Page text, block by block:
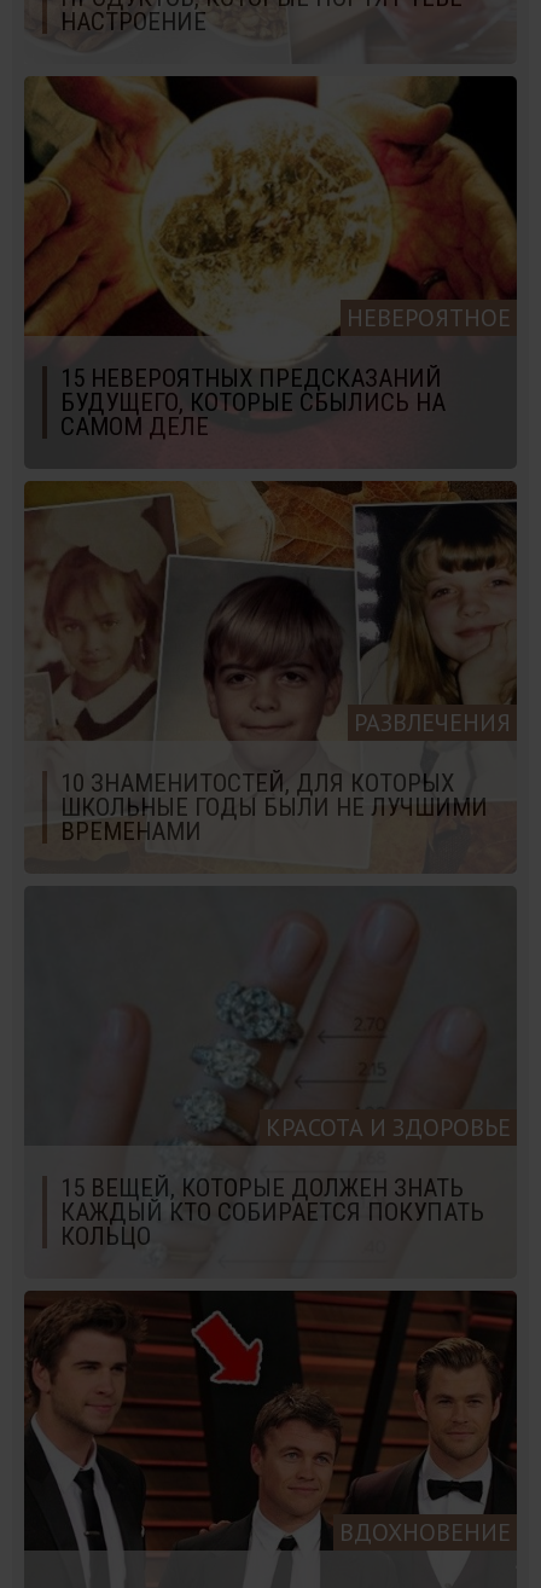
НАСТРОЕНИЕ
НЕВЕРОЯТНОЕ
15 НЕВЕРОЯТНЫХ ПРЕДСКАЗАНИЙ
БУДУЩЕГО, КОТОРЫЕ СБЫЛИСЬ НА
САМОМ ДЕЛЕ
РАЗВЛЕЧЕНИЯ
10 ЗНАМЕНИТОСТЕЙ, ДЛЯ КОТОРЫХ
ШКОЛЬНЫЕ ГОДЫ БЫЛИ НЕ ЛУЧШИМИ
ВРЕМЕНАМИ
КРАСОТА И ЗДОРОВЬЕ
15 ВЕЩЕЙ, КОТОРЫЕ ДОЛЖЕН ЗНАТЬ
КАЖДЫЙ КТО СОБИРАЕТСЯ ПОКУПАТЬ
КОЛЬЦО
ВДОХНОВЕНИЕ